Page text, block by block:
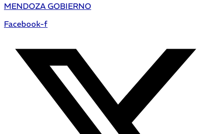
MENDOZA GOBIERNO
Facebook-f